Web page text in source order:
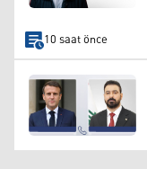
10 saat önce